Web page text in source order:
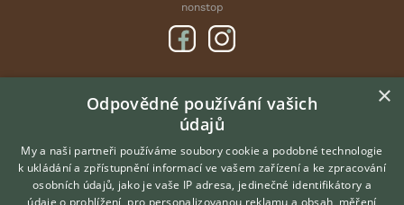
nonstop
DOMOVSKÁ STRÁNKA
INZERCE
DISKUSE
ČLÁNKY
×
Odpovědné používání vašich
údajů
My a naši partneři používáme soubory cookie a podobné technologie
k ukládání a zpřístupnění informací ve vašem zařízení a ke zpracování
osobních údajů, jako je vaše IP adresa, jedinečné identifikátory a
údaje o prohlížení, pro personalizovanou reklamu a obsah, měření